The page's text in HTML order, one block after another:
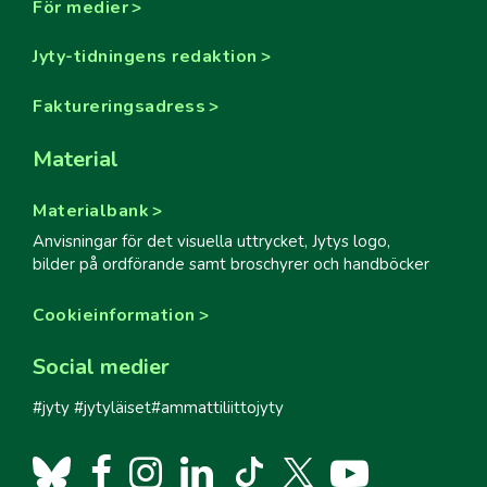
För medier
Jyty-tidningens redaktion
Faktureringsadress
Material
Materialbank
Anvisningar för det visuella uttrycket, Jytys logo,
bilder på ordförande samt broschyrer och handböcker
Cookieinformation
Social medier
#jyty #jytyläiset#ammattiliittojyty